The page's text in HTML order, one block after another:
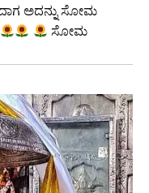
ಅದನ್ನು ಸೋಮ
ಸೋಮ